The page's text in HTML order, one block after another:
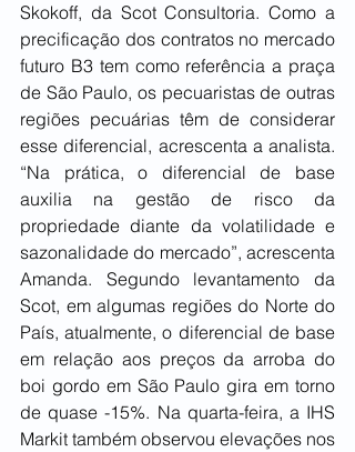
Skokoff, da Scot Consultoria. Como a
precificação dos contratos no mercado
futuro B3 tem como referência a praça
de São Paulo, os pecuaristas de outras
regiões pecuárias têm de considerar
esse diferencial, acrescenta a analista.
“Na prática, o diferencial de base
auxilia na gestão de risco da
propriedade diante da volatilidade e
sazonalidade do mercado”, acrescenta
Amanda. Segundo levantamento da
Scot, em algumas regiões do Norte do
País, atualmente, o diferencial de base
em relação aos preços da arroba do
boi gordo em São Paulo gira em torno
de quase -15%. Na quarta-feira, a IHS
Markit também observou elevações nos